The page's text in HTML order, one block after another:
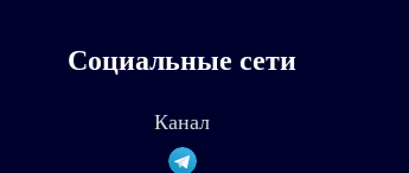
Социальные сети
Канал